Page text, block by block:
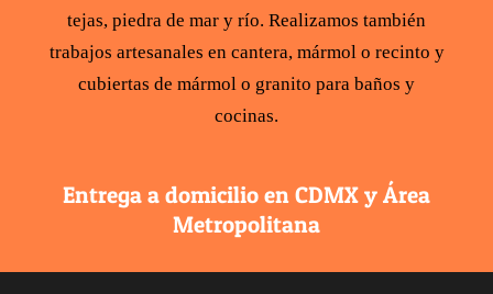
tejas, piedra de mar y río. Realizamos también
trabajos artesanales en cantera, mármolo recinto y
cubiertas de mármol o granito para baños y
cocinas.
Entrega a domicilio en CDMX y Área
Metropolitana